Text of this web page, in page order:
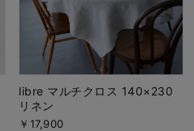
libre マルチクロス 140×230
リネン
￥17,900